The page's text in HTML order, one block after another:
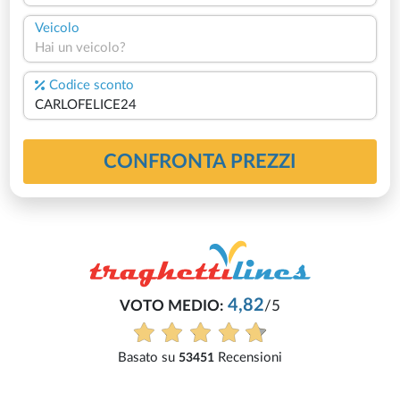
Veicolo
Hai un veicolo?
Codice sconto
CONFRONTA PREZZI
VOTO MEDIO: 4,82/5
Basato su 53451 Recensioni